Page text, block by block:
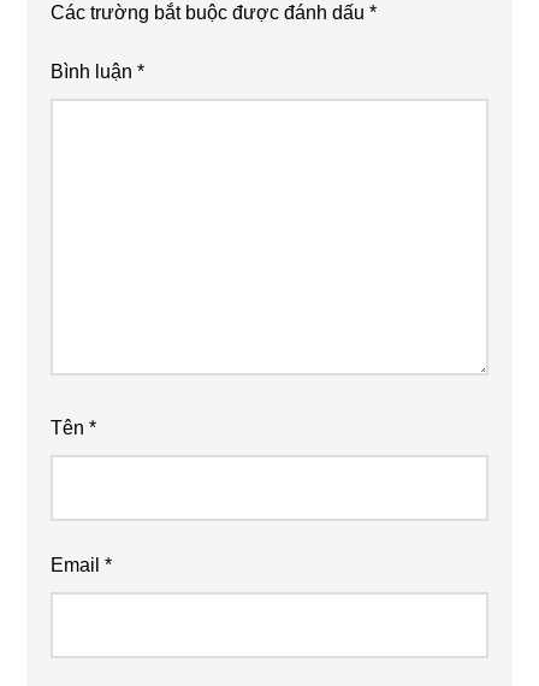
Các trường bắt buộc được đánh dấu*
Bình luận*
Tên*
Email*